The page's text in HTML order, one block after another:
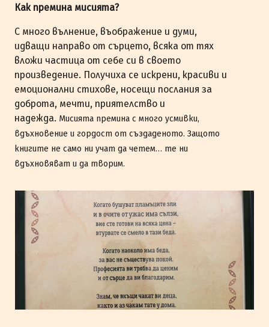
Как премина мисията?
С много вълнение, въображение и думи,
идващи направо от сърцето, всяка от тях
вложи частица от себе си в своето
произведение. Получиха се искрени, красиви и
емоционални стихове, носещи послания за
доброта, мечти, приятелство и
надежда. Мисията премина с много усмивки,
вдъхновение и гордост от създаденото. Защото
книгите не само ни учат да четем… те ни
вдъхновяват и да творим.